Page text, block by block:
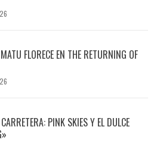
FLORECE EN THE RETURNING OF
PINK SKIES Y EL DULCE